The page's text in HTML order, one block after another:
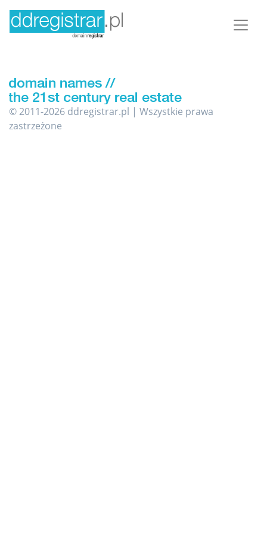
© 2011-2026 ddregistrar.pl | Wszystkie prawa
zastrzeżone